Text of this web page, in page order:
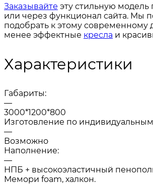
Заказывайте эту стильную модель
или через функционал сайта. Мы
подобрать к этому современному
менее эффектные кресла и
Характеристики
Габариты:
—
3000*1200*800
Изготовление по
—
Возможно
Наполнение:
—
НПБ + высокоэластичный
Мемори foam, халкон.